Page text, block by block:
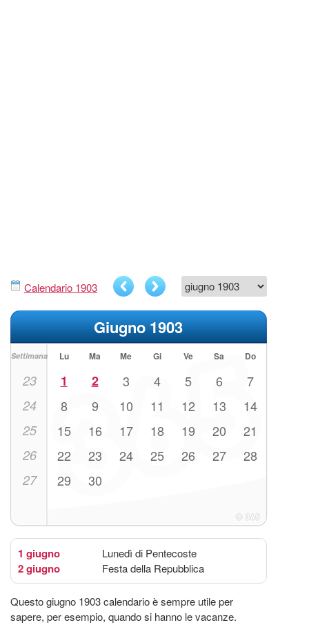
Calendario 1903
Giugno 1903
Settimana Lu Ma Me Gi Ve Sa Do
23 1 2 3 4 5 6 7
24 8 9 10 11 12 13 14
25 15 16 17 18 19 20 21
26 22 23 24 25 26 27 28
27 29 30
1 giugno Lunedì di Pentecoste
2 giugno Festa della Repubblica
Questo giugno 1903 calendario è sempre utile per
sapere, per esempio, quando si hanno le vacanze.